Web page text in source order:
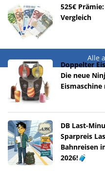
525€
Vergleich
Alle
Doppelter
Die neue
DB Last-
Sparpreis
Bahnreisen
2026!🧳